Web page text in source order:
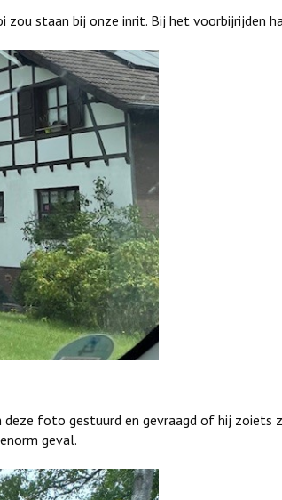
staan bij onze inrit. Bij het voorbijrijden
foto gestuurd en gevraagd of hij zoiets
geval.